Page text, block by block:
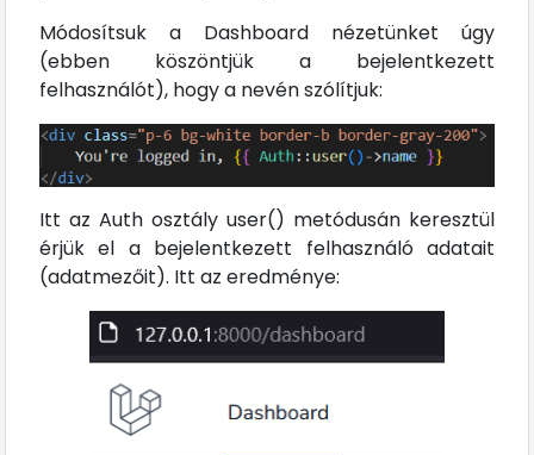
Módosítsuk a Dashboard nézetünket úgy
(ebben köszöntjük a bejelentkezett
felhasználót), hogy a nevén szólítjuk:
Itt az Auth osztály user() metódusán keresztül
érjük el a bejelentkezett felhasználó adatait
(adatmezőit). Itt az eredménye: